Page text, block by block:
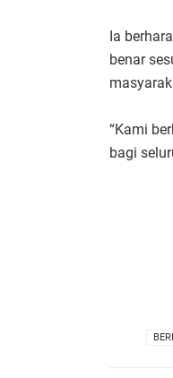
Ia
benar
“Kami
bagi